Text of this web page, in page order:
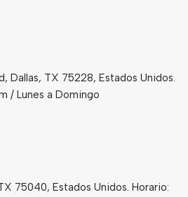
Dallas, TX 75228, Estados Unidos.
/ Lunes a Domingo
75040, Estados Unidos. Horario: